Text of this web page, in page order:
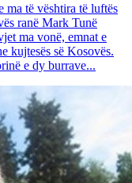
ma të vështira të luftës
ranë Mark Tunë
ma vonë, emnat e
kujtesës së Kosovës.
e dy burrave...